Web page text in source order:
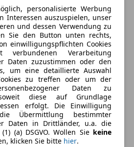
6,90l/100 km (komb.)
182 g/km (komb.)
hinten
Weiß
personalisierte Werbung
Interessen auszuspielen, unser
und dessen Verwendung zu
Sie den Button unten rechts,
einwilligungspflichten Cookies
Verarbeitung
Daten zuzustimmen oder den
um eine detaillierte Auswahl
zu treffen oder um der
Daten zu
diese auf Grundlage
erfolgt. Die Einwilligung
Übermittlung bestimmter
Daten in Drittländer, u.a. die
(a) DSGVO. Wollen Sie keine
klicken Sie bitte hier.